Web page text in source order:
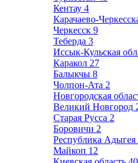
Кентау 4
Карачаево-
Черкесск 9
Теберда 3
Иссык-Кульская
Каракол 27
Балыкчы 8
Чолпон-Ата 2
Новгородская
Великий Новгород
Старая Русса 2
Боровичи 2
Республика Адыгея
Майкоп 12